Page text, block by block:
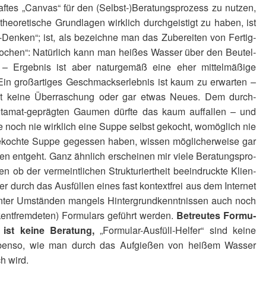
„Can­vas“ für den (Selbst‑)​Beratungsprozess zu nut­zen,
Grund­la­gen wirk­lich durch­geis­tigt zu haben, ist
Den­ken“; ist, als bezeich­ne man das Zube­rei­ten von Fer­tig­
Natür­lich kann man hei­ßes Was­ser über den Beu­tel­
Ergeb­nis ist aber natur­ge­mäß eine eher mit­tel­mä­ßi­ge
groß­ar­ti­ges Geschmacks­er­leb­nis ist kaum zu erwar­ten –
kei­ne Über­ra­schung oder gar etwas Neu­es. Dem durch­
gepräg­ten Gau­men dürf­te das kaum auf­fal­len – und
noch nie wirk­lich eine Sup­pe selbst gekocht, womög­lich nie
Sup­pe geges­sen haben, wis­sen mög­li­cher­wei­se gar
ent­geht. Ganz ähn­lich erschei­nen mir vie­le Bera­tungs­pro­
ob der ver­meint­li­chen Struk­tu­riert­heit beein­druck­te Kli­en­
durch das Aus­fül­len eines fast kon­text­frei aus dem Inter­net
Umstän­den man­gels Hin­ter­grund­kennt­nis­sen auch noch
For­mu­lars geführt wer­den. Betreu­tes For­mu­
ist kei­ne Bera­tung, „For­mu­lar-Aus­füll-Hel­fer“ sind kei­ne
wie man durch das Auf­gie­ßen von hei­ßem Was­ser
wird.